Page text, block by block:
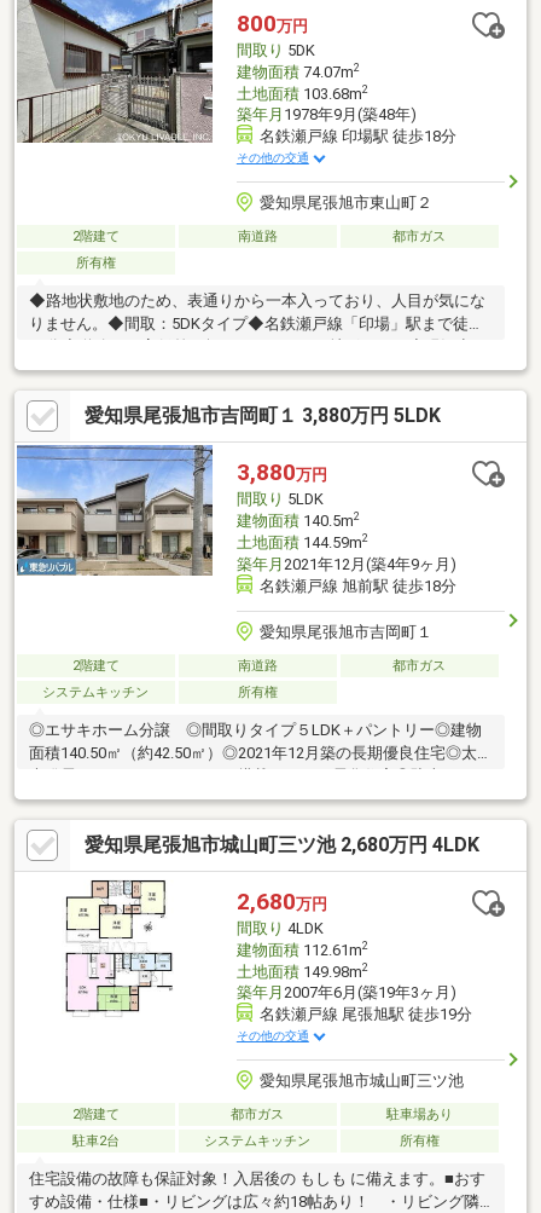
り。◆【収納充実】大型WIC＆パントリー、広々シューズクロー
ク付きで、すっきり片付く住まい。
800万円
間取り 5DK
建物面積74.07m2
土地面積103.68m2
築年月 1978年9月(築48年)
名鉄瀬戸線 印場駅 徒歩18分
その他の交通
愛知県尾張旭市東山町２
2階建て 南道路
都市ガス
所有権
◆路地状敷地のため、表通りから一本入っており、人目が気にな
りません。◆間取：5DKタイプ◆名鉄瀬戸線「印場」駅まで徒歩
家です。 【周辺環境】〇ピアゴ印場店・・・約780m〇ファミリ
ーマート天子田四丁目店・・・約190m〇Vドラッグ天子田
店・・・約790m〇松尾医院（内科その他）・・・約630m〇東山
公園・・・約210m〇瑞鳳小学校・・・約490m〇西中学校・・・
約860m
愛知県尾張旭市吉岡町１ 3,880万円 5LDK
3,880万円
間取り 5LDK
建物面積140.5m2
土地面積144.59m2
築年月 2021年12月(築4年9ヶ月)
名鉄瀬戸線 旭前駅 徒歩18分
愛知県尾張旭市吉岡町１
2階建て 南道路
都市ガス
システムキッチン
所有権
◎エサキホーム分譲 ◎間取りタイプ５LDK＋パントリー◎建物
面積140.50㎡（約42.50㎡）◎2021年12月築の長期優良住宅◎太陽
光発電システム（１１ｋwh）搭載のオール電化住宅◎駐車スペー
ス３台（サイズによる）◎居室に設置のエアコン５台お引渡し可
能┃▼おすすめポイント
┗━━━━━━━━━━━━━━━━━━━・LDKは約２０畳と
２畳のパントリー・１階和室部分は、リビングダイニングとの仕
切りを全開にすることで広い空間をつくることも可能です。・玄
関にはシューズインクローゼット・屋根裏収納があります。季節
ものなどの収納に重宝します。・パントリー収納があります。
愛知県尾張旭市城山町三ツ池 2,680万円 4LDK
2,680万円
間取り 4LDK
建物面積112.61m2
土地面積149.98m2
築年月 2007年6月(築19年3ヶ月)
名鉄瀬戸線 尾張旭駅 徒歩19分
その他の交通
愛知県尾張旭市城山町三ツ池
2階建て 都市ガス
駐車場あり
駐車2台
システムキッチン 所有権
住宅設備の故障も保証対象！入居後の もしも に備えます。■おす
すめ設備・仕様■・リビングは広々約18帖あり！ ・リビング隣